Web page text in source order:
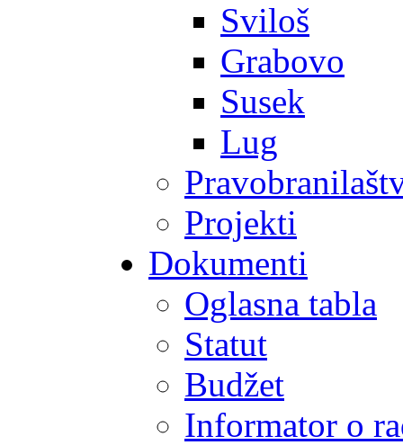
Sviloš
Grabovo
Susek
Lug
Projekti
Dokumenti
Oglasna tabla
Statut
Budžet
Informator o